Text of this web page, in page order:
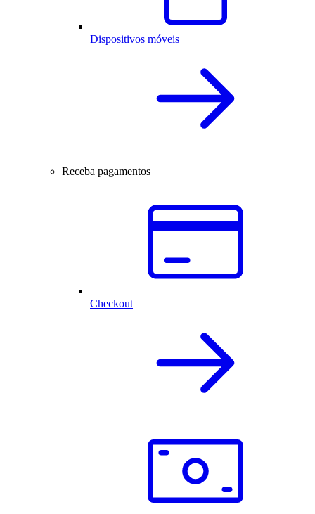
Dispositivos móveis
Receba pagamentos
Checkout